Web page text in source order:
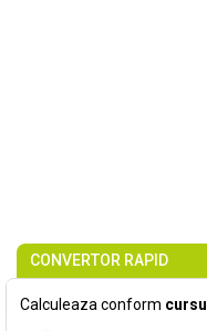
CONVERTOR RAPID
Calculeaza conform